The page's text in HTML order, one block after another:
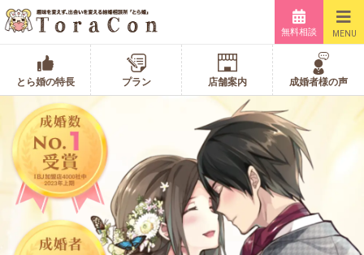
無料相談 MENU
とら婚の特長 プラン 店舗案内 成婚者様の声